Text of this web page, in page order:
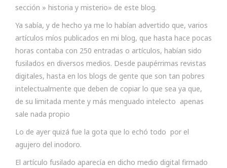
sección » historia y misterio» de este blog.
Ya sabía, y de hecho ya me lo habían advertido que, varios
artículos míos publicados en mi blog, que hasta hace pocas
horas contaba con 250 entradas o artículos, habían sido
fusilados en diversos medios. Desde paupérrimas revistas
digitales, hasta en los blogs de gente que son tan pobres
intelectualmente que deben de copiar lo que sea ya que,
de su limitada mente y más menguado intelecto apenas
sale nada propio
Lo de ayer quizá fue la gota que lo echó todo por el
agujero del inodoro.
El artículo fusilado aparecía en dicho medio digital firmado